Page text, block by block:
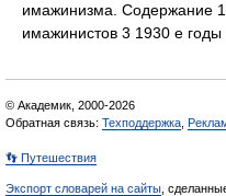
имажинизма. Содержание
имажинистов 3 1930 е
© Академик, 2000-2026
Обратная связь: Техподдержка
👣 Путешествия
Экспорт словарей на сайты ,